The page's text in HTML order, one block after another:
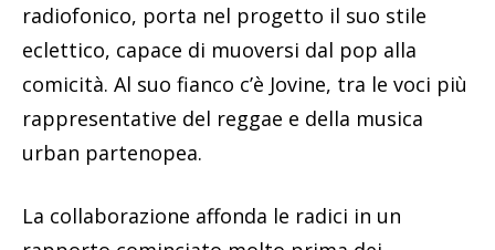
radiofonico, porta nel progetto il suo stile
eclettico, capace di muoversi dal pop alla
comicità. Al suo fianco c’è Jovine, tra le voci più
rappresentative del reggae e della musica
urban partenopea.
La collaborazione affonda le radici in un